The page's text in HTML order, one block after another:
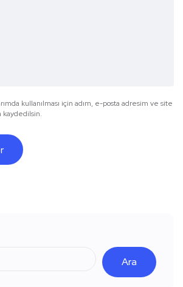
kullanılması için adım, e-posta adresim ve site
kaydedilsin.
Ara